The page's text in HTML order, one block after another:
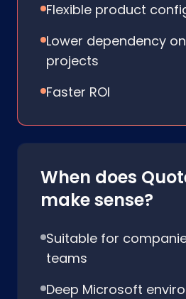
Flexible product
Lower dependency
projects
Faster ROI
When does
make sense?
Suitable for
teams
Deep Microsoft